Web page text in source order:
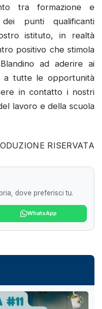
tra formazione e
punti qualificanti
istituto, in realtà
positivo che stimola
ad aderire ai
a tutte le opportunità
in contatto i nostri
lavoro e della scuola
RISERVATA
dove preferisci tu.
WhatsApp